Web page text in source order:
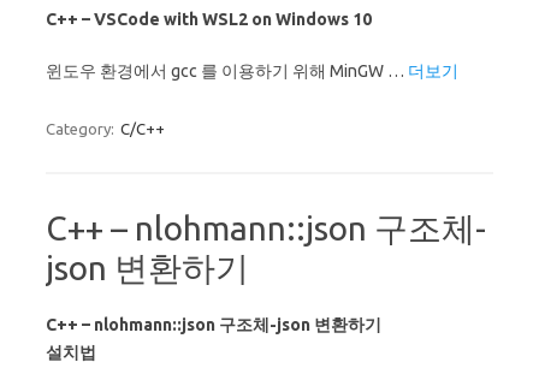
C++ – VSCode with WSL2 on Windows 10
윈도우 환경에서 gcc 를 이용하기 위해 MinGW … 더보기
Category: C/C++
C++ – nlohmann::json 구조체-
json 변환하기
C++ – nlohmann::json 구조체-json 변환하기
설치법